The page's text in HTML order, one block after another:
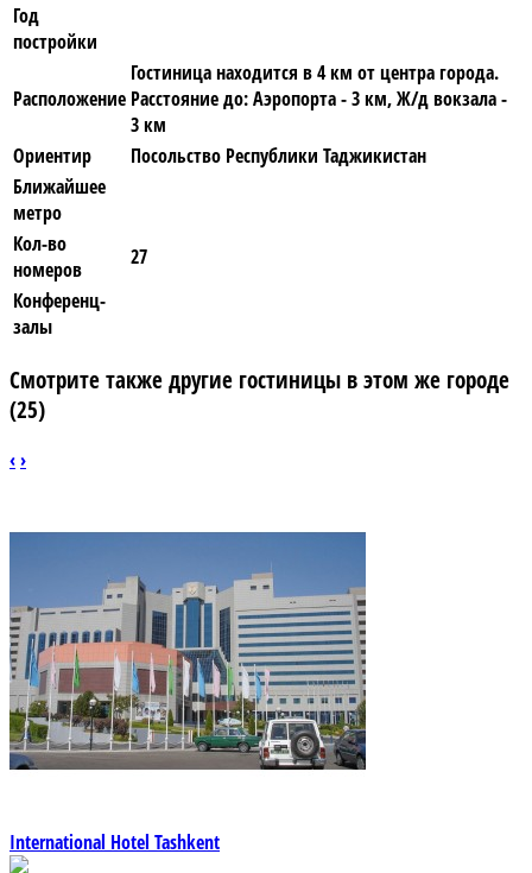
Год
постройки
Расположение
Гостиница находится в 4 км от центра города.
Расстояние до: Аэропорта - 3 км, Ж/д вокзала -
3 км
Ориентир
Посольство Республики Таджикистан
Ближайшее
метро
Кол-во
номеров
27
Конференц-
залы
Смотрите также другие гостиницы в этом же городе
(25)
‹›
International Hotel Tashkent